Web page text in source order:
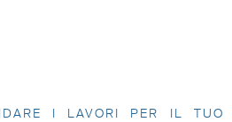
I LAVORI PER IL TUO